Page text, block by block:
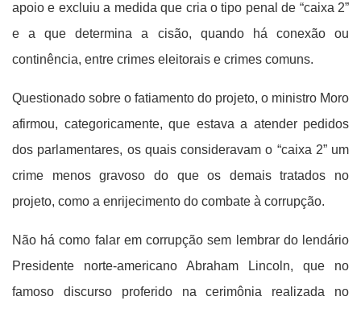
apoio e excluiu a medida que cria o tipo penal de “caixa 2”
e a que determina a cisão, quando há conexão ou
continência, entre crimes eleitorais e crimes comuns.
Questionado sobre o fatiamento do projeto, o ministro Moro
afirmou, categoricamente, que estava a atender pedidos
dos parlamentares, os quais consideravam o “caixa 2” um
crime menos gravoso do que os demais tratados no
projeto, como a enrijecimento do combate à corrupção.
Não há como falar em corrupção sem lembrar do lendário
Presidente norte-americano Abraham Lincoln, que no
famoso discurso proferido na cerimônia realizada no